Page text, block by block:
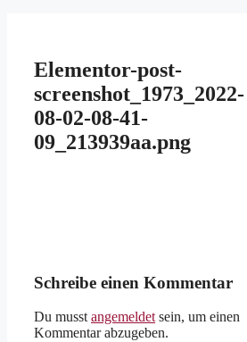
Elementor-post-
screenshot_1973_2022-
08-02-08-41-
09_213939aa.png
Schreibe einen Kommentar
Du musst angemeldet sein, um einen
Kommentar abzugeben.